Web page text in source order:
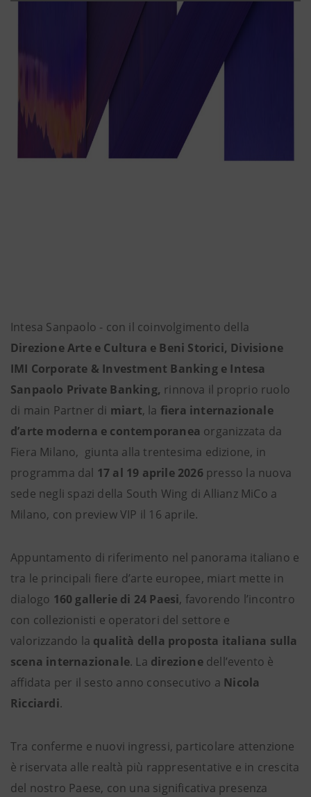
Intesa Sanpaolo - con il coinvolgimento della
Direzione Arte e Cultura e Beni Storici, Divisione
IMI Corporate & Investment Banking e Intesa
Sanpaolo Private Banking, rinnova il proprio ruolo
di main Partner di miart, la fiera internazionale
d’arte moderna e contemporanea organizzata da
Fiera Milano, giunta alla trentesima edizione, in
programma dal 17 al 19 aprile 2026presso la nuova
sede negli spazi della South Wing di Allianz MiCo a
Milano, con preview VIP il 16 aprile.
Appuntamento di riferimento nel panorama italiano e
tra le principali fiere d’arte europee, miart mette in
dialogo 160 gallerie di 24 Paesi, favorendo l’incontro
con collezionisti e operatori del settore e
valorizzando la qualità della proposta italiana sulla
scena internazionale. La direzione dell’evento è
affidata per il sesto anno consecutivo a Nicola
Ricciardi.
Tra conferme e nuovi ingressi, particolare attenzione
è riservata alle realtà più rappresentative e in crescita
del nostro Paese, con una significativa presenza